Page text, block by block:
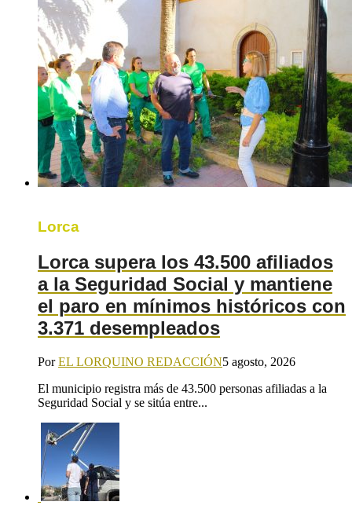
Lorca
Lorca supera los 43.500 afiliados
a la Seguridad Social y mantiene
el paro en mínimos históricos con
3.371 desempleados
PorEL LORQUINO REDACCIÓN5 agosto, 2026
El municipio registra más de 43.500 personas afiliadas a la
Seguridad Social y se sitúa entre...